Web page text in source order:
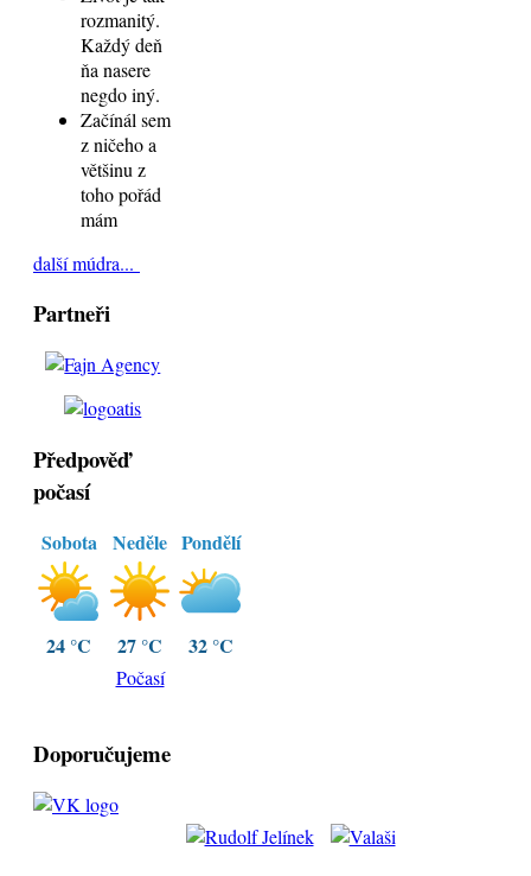
rozmanitý.
Každý deň
ňa nasere
negdo iný.
Začínál sem
z ničeho a
většinu z
toho pořád
mám
další múdra...
Partneři
Předpověď
počasí
Sobota
24 °C
Neděle
27 °C
Pondělí
32 °C
Počasí
Doporučujeme